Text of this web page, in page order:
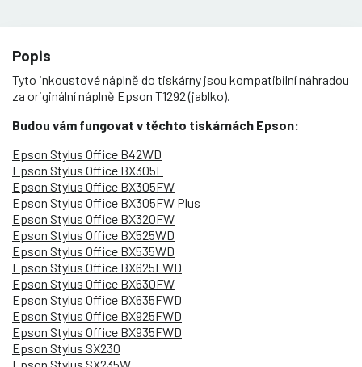
Popis
Tyto inkoustové náplně do tiskárny jsou kompatibilní náhradou
za originální náplně Epson T1292 (jablko).
Budou vám fungovat v těchto tiskárnách Epson:
Epson Stylus Office B42WD
Epson Stylus Office BX305F
Epson Stylus Office BX305FW
Epson Stylus Office BX305FW Plus
Epson Stylus Office BX320FW
Epson Stylus Office BX525WD
Epson Stylus Office BX535WD
Epson Stylus Office BX625FWD
Epson Stylus Office BX630FW
Epson Stylus Office BX635FWD
Epson Stylus Office BX925FWD
Epson Stylus Office BX935FWD
Epson Stylus SX230
Epson Stylus SX235W